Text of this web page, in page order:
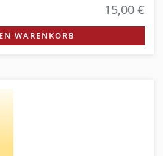
15,00 €
WARENKORB